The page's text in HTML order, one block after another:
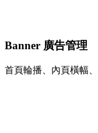
Banner 廣告管理
首頁輪播、內頁橫幅